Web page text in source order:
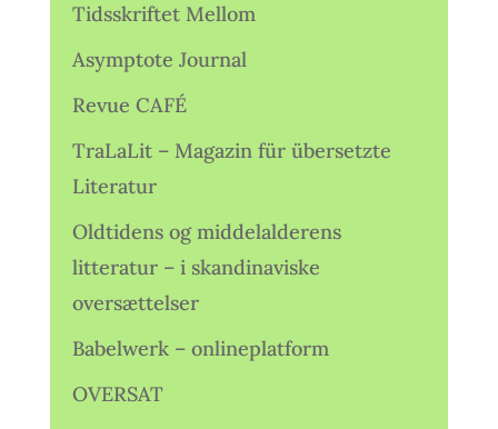
Tidsskriftet Mellom
Asymptote Journal
Revue CAFÉ
TraLaLit – Magazin für übersetzte
Literatur
Oldtidens og middelalderens
litteratur – i skandinaviske
oversættelser
Babelwerk – onlineplatform
OVERSAT